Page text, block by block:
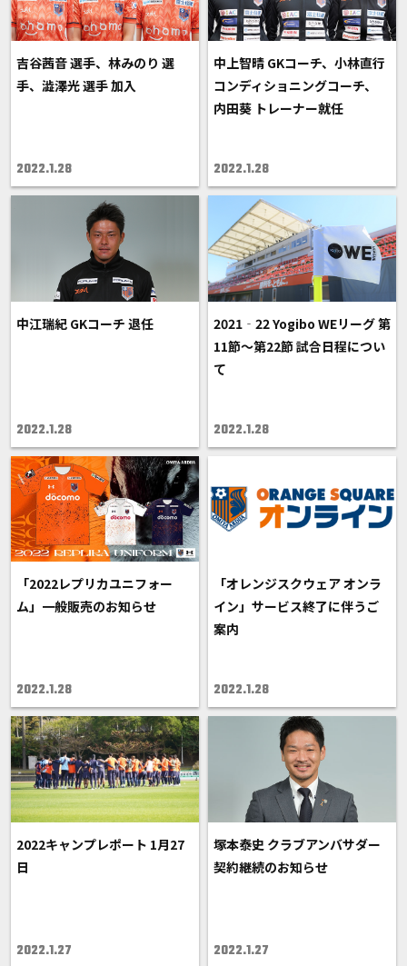
吉谷茜音 選手、林みのり 選
手、澁澤光 選手 加入
2022.1.28
中上智晴 GKコーチ、小林直行
コンディショニングコーチ、
内田葵 トレーナー就任
2022.1.28
中江瑞紀 GKコーチ 退任
2022.1.28
2021‐22 Yogibo WEリーグ 第
11節～第22節 試合日程につい
て
2022.1.28
「2022レプリカユニフォー
ム」一般販売のお知らせ
2022.1.28
「オレンジスクウェア オンラ
イン」サービス終了に伴うご
案内
2022.1.28
2022キャンプレポート 1月27
日
2022.1.27
塚本泰史 クラブアンバサダー
契約継続のお知らせ
2022.1.27